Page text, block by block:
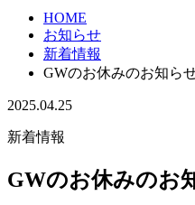
HOME
お知らせ
新着情報
GWのお休みのお知ら
2025.04.25
新着情報
GWのお休みのお